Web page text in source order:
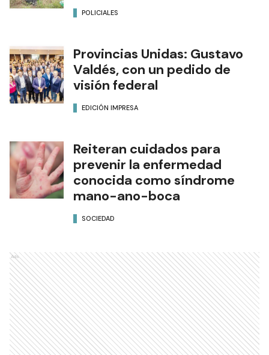
POLICIALES
Provincias Unidas: Gustavo
Valdés, con un pedido de
visión federal
EDICIÓN IMPRESA
Reiteran cuidados para
prevenir la enfermedad
conocida como síndrome
mano-ano-boca
SOCIEDAD
Ads